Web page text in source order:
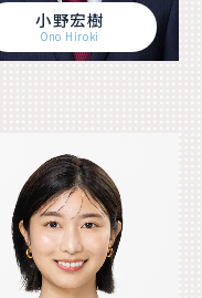
小野宏樹
Ono Hiroki